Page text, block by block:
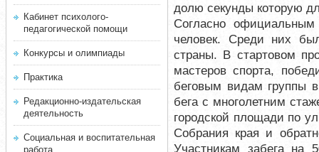
Кабинет психолого-
педагогической помощи
Конкурсы и олимпиады
Практика
Редакционно-издательская
деятельность
Социальная и воспитательная
работа
долю секунды которую
Согласно
человек. Среди них
страны. В стартовом
мастеров спорта,
беговым видам группы
бега с многолетним
городской площади по
Собрания края и
Участникам забега на